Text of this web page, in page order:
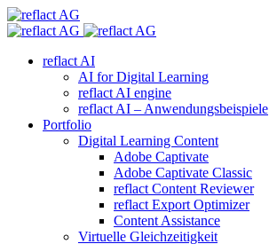
reflact AI
AI for Digital Learning
reflact AI engine
reflact AI – Anwendungsbeispiele
Portfolio
Digital Learning Content
Adobe Captivate
Adobe Captivate Classic
reflact Content Reviewer
reflact Export Optimizer
Content Assistance
Virtuelle Gleichzeitigkeit